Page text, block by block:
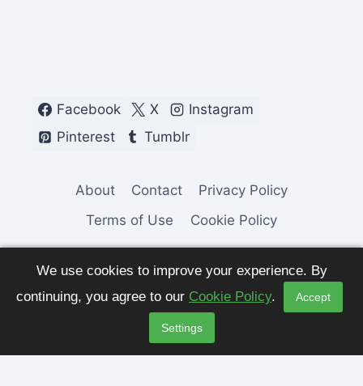
We use cookies to improve your experience. By
continuing, you agree to our Cookie Policy. Accept
Settings
Facebook X
Instagram
Pinterest
Tumblr
About Contact
Privacy Policy
Terms of Use
Cookie Policy
© 2026 Fashion Pulse Trends. All Rights
Reserved.